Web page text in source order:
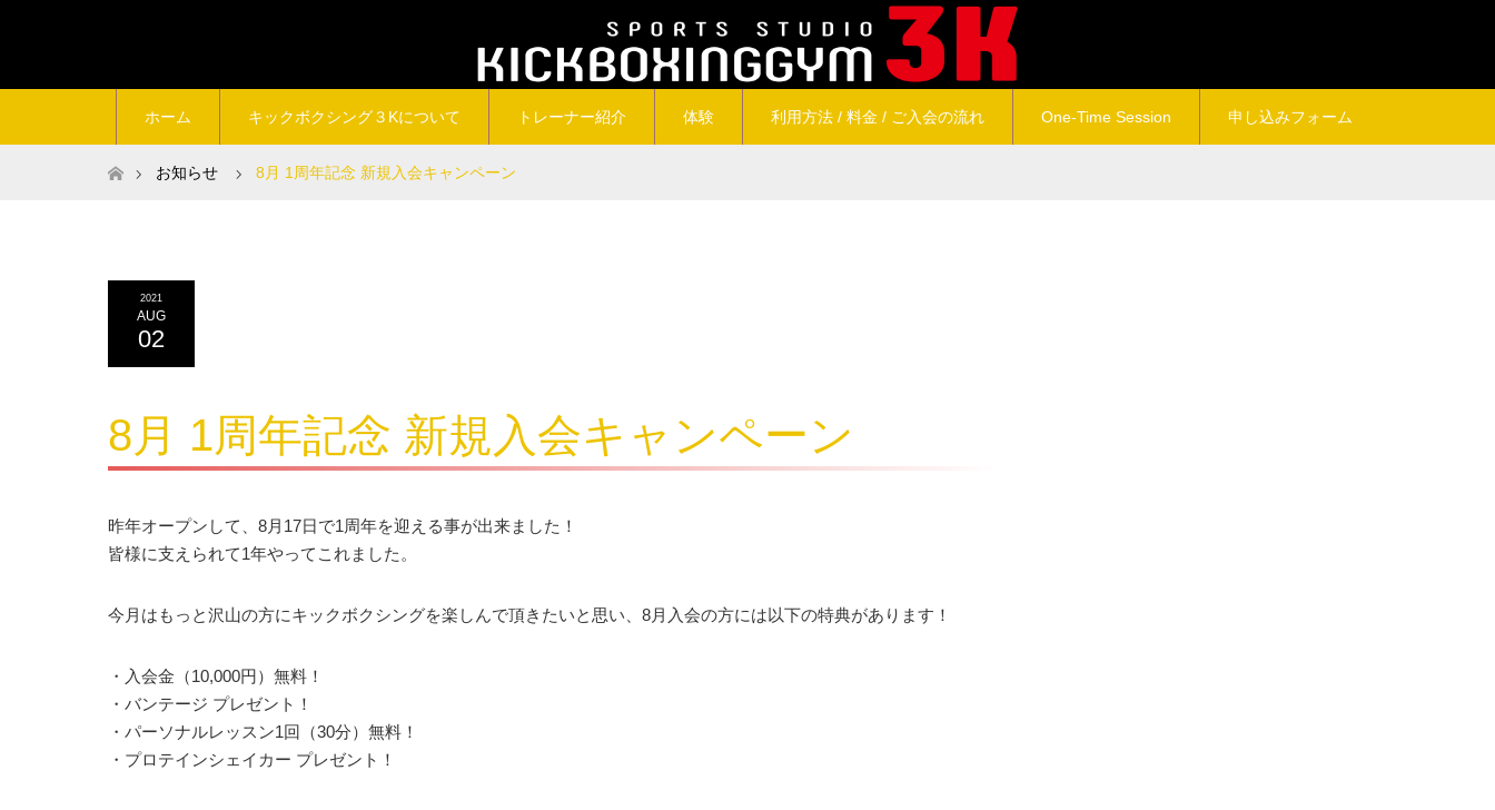
ホーム キックボクシング３Kについて トレーナー紹介 体験 利用方法 / 料金 / ご入会の流れ One-Time Session 申し込みフォーム
ホームお知らせ 8月 1周年記念 新規入会キャンペーン
2021
AUG
02
8月 1周年記念 新規入会キャンペーン
昨年オープンして、8月17日で1周年を迎える事が出来ました！
皆様に支えられて1年やってこれました。
今月はもっと沢山の方にキックボクシングを楽しんで頂きたいと思い、8月入会の方には以下の特典があります！
・入会金（10,000円）無料！
・バンテージ プレゼント！
・パーソナルレッスン1回（30分）無料！
・プロテインシェイカー プレゼント！